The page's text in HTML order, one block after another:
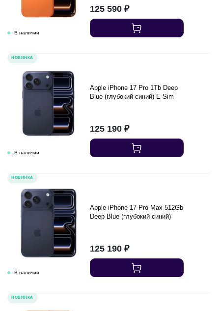
125 590₽
НОВИНКА
Apple iPhone 17 Pro 1Tb Deep
Blue (глубокий синий) E-Sim
125 190₽
НОВИНКА
Apple iPhone 17 Pro Max 512Gb
Deep Blue (глубокий синий)
125 190₽
НОВИНКА